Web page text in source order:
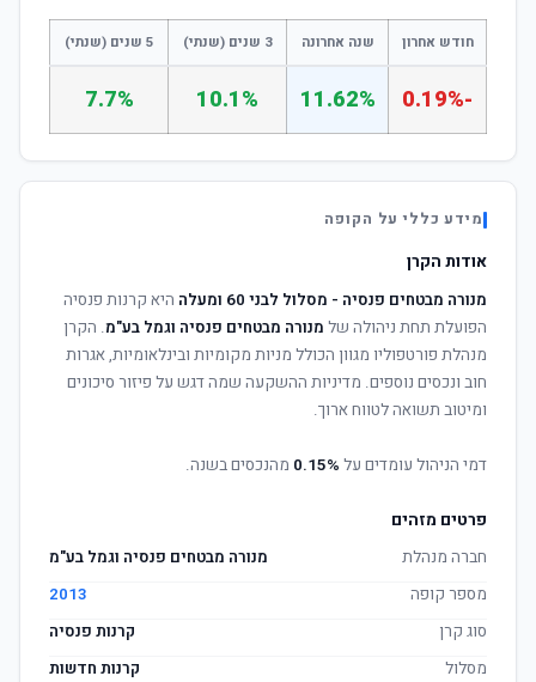
חודש אחרון שנה אחרונה 3 שנים (שנתי) 5 שנים (שנתי)
-0.19%
11.62%
10.1%
7.7%
מידע כללי על הקופה
אודות הקרן
מנורה מבטחים פנסיה - מסלול לבני 60 ומעלה
היא קרנות פנסיה
הפועלת תחת ניהולה של מנורה מבטחים פנסיה וגמל בע"מ. הקרן
מנהלת פורטפוליו מגוון הכולל מניות מקומיות ובינלאומיות, אגרות
חוב ונכסים נוספים. מדיניות ההשקעה שמה דגש על פיזור סיכונים
ומיטוב תשואה לטווח ארוך.
דמי הניהול עומדים על 0.15% מהנכסים בשנה.
פרטים מזהים
חברה מנהלת
מנורה מבטחים פנסיה וגמל בע"מ
מספר קופה
2013
סוג קרן
קרנות פנסיה
מסלול
קרנות חדשות